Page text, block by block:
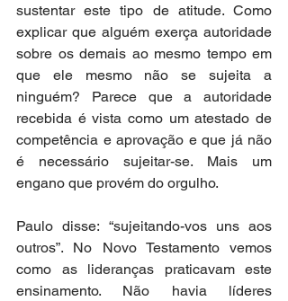
sustentar este tipo de atitude. Como
explicar que alguém exerça autoridade
sobre os demais ao mesmo tempo em
que ele mesmo não se sujeita a
ninguém? Parece que a autoridade
recebida é vista como um atestado de
competência e aprovação e que já não
é necessário sujeitar-se. Mais um
engano que provém do orgulho.
Paulo disse: “sujeitando-vos uns aos
outros”. No Novo Testamento vemos
como as lideranças praticavam este
ensinamento. Não havia líderes